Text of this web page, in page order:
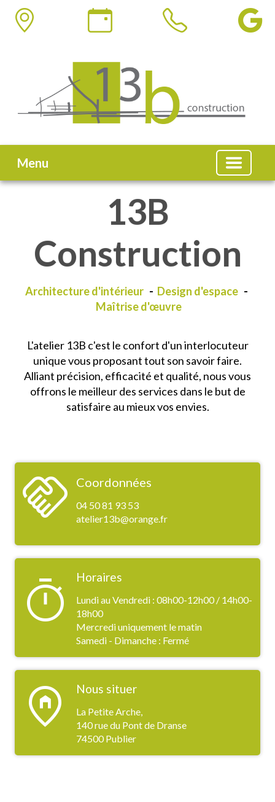
Menu
13B
Construction
Architecture d'intérieur - Design d'espace -
Maîtrise d'œuvre
L'atelier 13B c'est le confort d'un interlocuteur
unique vous proposant tout son savoir faire.
Alliant précision, efficacité et qualité, nous vous
offrons le meilleur des services dans le but de
satisfaire au mieux vos envies.
handshake Coordonnées
04 50 81 93 53
atelier13b@orange.fr
timer Horaires
Lundi au Vendredi : 08h00-12h00 / 14h00-
18h00
Mercredi uniquement le matin
Samedi - Dimanche : Fermé
home_pin Nous situer
La Petite Arche,
140 rue du Pont de Dranse
74500 Publier